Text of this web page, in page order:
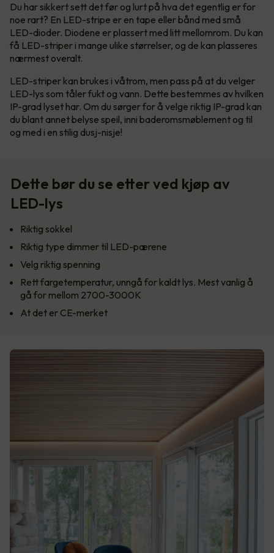
Du har sikkert sett det før og lurt på hva det egentlig er for
noe rart? En LED-stripe er en tape eller bånd med små
LED-dioder. Diodene er plassert med litt mellomrom. Du kan
få LED-striper i mange ulike størrelser, og de kan plasseres
nærmest overalt.
LED-striper kan brukes i våtrom, men pass på at du velger
LED-lys som tåler fukt og vann. Dette bestemmes av hvilken
IP-grad lyset har. Om du sørger for å velge riktig IP-grad kan
du blant annet belyse speil, inni baderomsmøblement og til
og med i en stilig dusj-nisje!
Dette bør du se etter ved kjøp av
LED-lys
Riktig sokkel
Riktig type dimmer til LED-pærene
Velg riktig spenning
Rett fargetemperatur, unngå for kaldt lys. Mest vanlig å
gå for mellom 2700-3000K
At det er CE-merket